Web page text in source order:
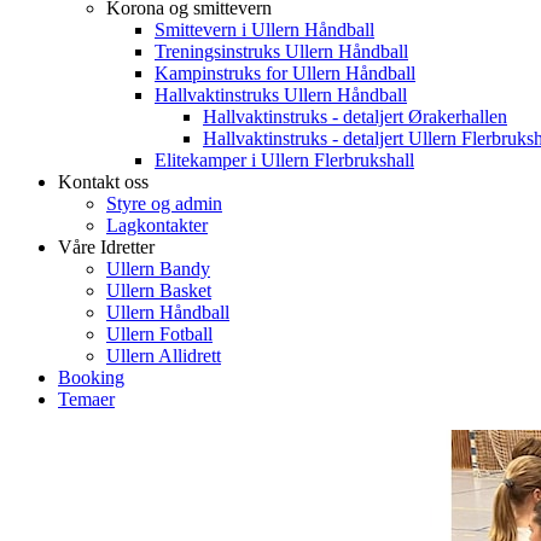
Korona og smittevern
Smittevern i Ullern Håndball
Treningsinstruks Ullern Håndball
Kampinstruks for Ullern Håndball
Hallvaktinstruks Ullern Håndball
Hallvaktinstruks - detaljert Ørakerhallen
Hallvaktinstruks - detaljert Ullern
Elitekamper i Ullern Flerbrukshall
Kontakt oss
Styre og admin
Lagkontakter
Våre Idretter
Ullern Bandy
Ullern Basket
Ullern Håndball
Ullern Fotball
Ullern Allidrett
Booking
Temaer